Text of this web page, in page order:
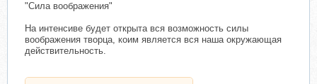
"Силa вooбрaжения"
На интенсиве будет открыта вся возможность силы
воображения творца, коим является вся наша окружающая
действительность.